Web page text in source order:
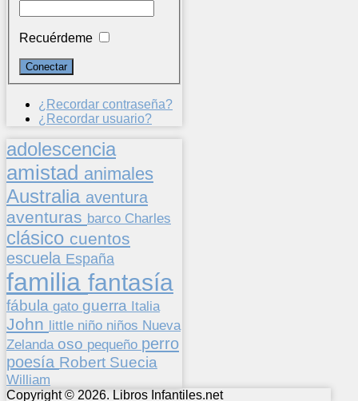
Recuérdeme
¿Recordar contraseña?
¿Recordar usuario?
adolescencia
amistad animales
Australia aventura
aventuras barco Charles
clásico cuentos
escuela España
familia fantasía
fábula gato guerra Italia
John little niño niños Nueva
Zelanda oso pequeño perro
poesía Robert Suecia
William
Copyright © 2026. Libros Infantiles.net